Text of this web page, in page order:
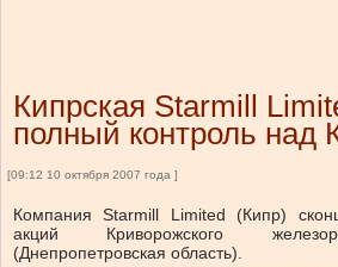
Кипрская Starmill
полный контроль
[09:12 10 октября 2007 года ]
Компания Starmill Limited (Кипр)
акций Криворожского
(Днепропетровская область).